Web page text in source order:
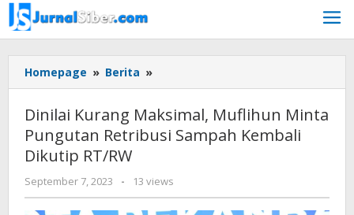
Skip
to
content
Homepage » Berita »
Kurang
Muflihun
Minta
Sampah
Kembali
Dinilai Kurang Maksimal, Muflihun Minta
Pungutan Retribusi Sampah Kembali
Dikutip RT/RW
September 7, 2023
by
Jurnalsiber
- 13 views